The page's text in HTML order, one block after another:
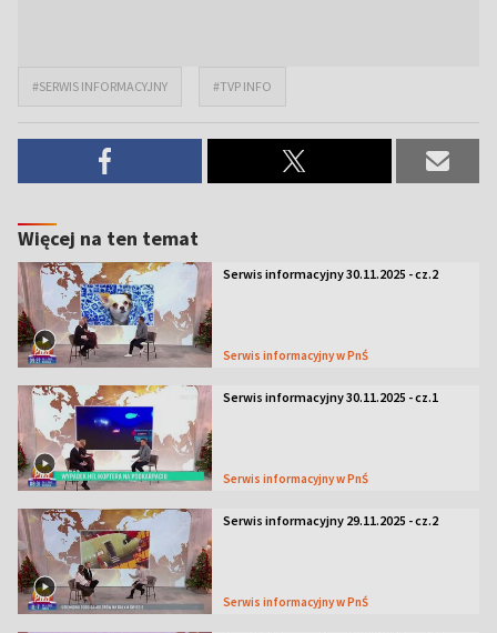
#SERWIS INFORMACYJNY #TVP INFO
Więcej na ten temat
Serwis informacyjny 30.11.2025 - cz.2
Serwis informacyjny w PnŚ
Serwis informacyjny 30.11.2025 - cz.1
Serwis informacyjny w PnŚ
Serwis informacyjny 29.11.2025 - cz.2
Serwis informacyjny w PnŚ